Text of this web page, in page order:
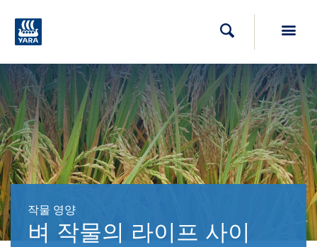
검색
작물 영양
벼 작물의 라이프 사이